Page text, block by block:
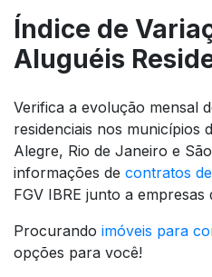
Índice de
Aluguéis
Verifica a evolução mensal
residenciais nos municípios
Alegre, Rio de Janeiro e
informações de contratos
FGV IBRE junto a empresas
Procurando imóveis para
opções para você!